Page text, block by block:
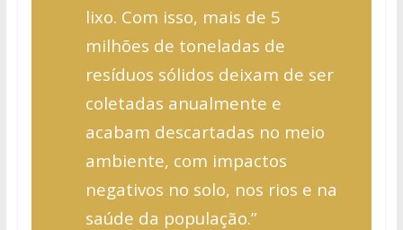
lixo. Com isso, mais de 5
milhões de toneladas de
resíduos sólidos deixam de ser
coletadas anualmente e
acabam descartadas no meio
ambiente, com impactos
negativos no solo, nos rios e na
saúde da população.”